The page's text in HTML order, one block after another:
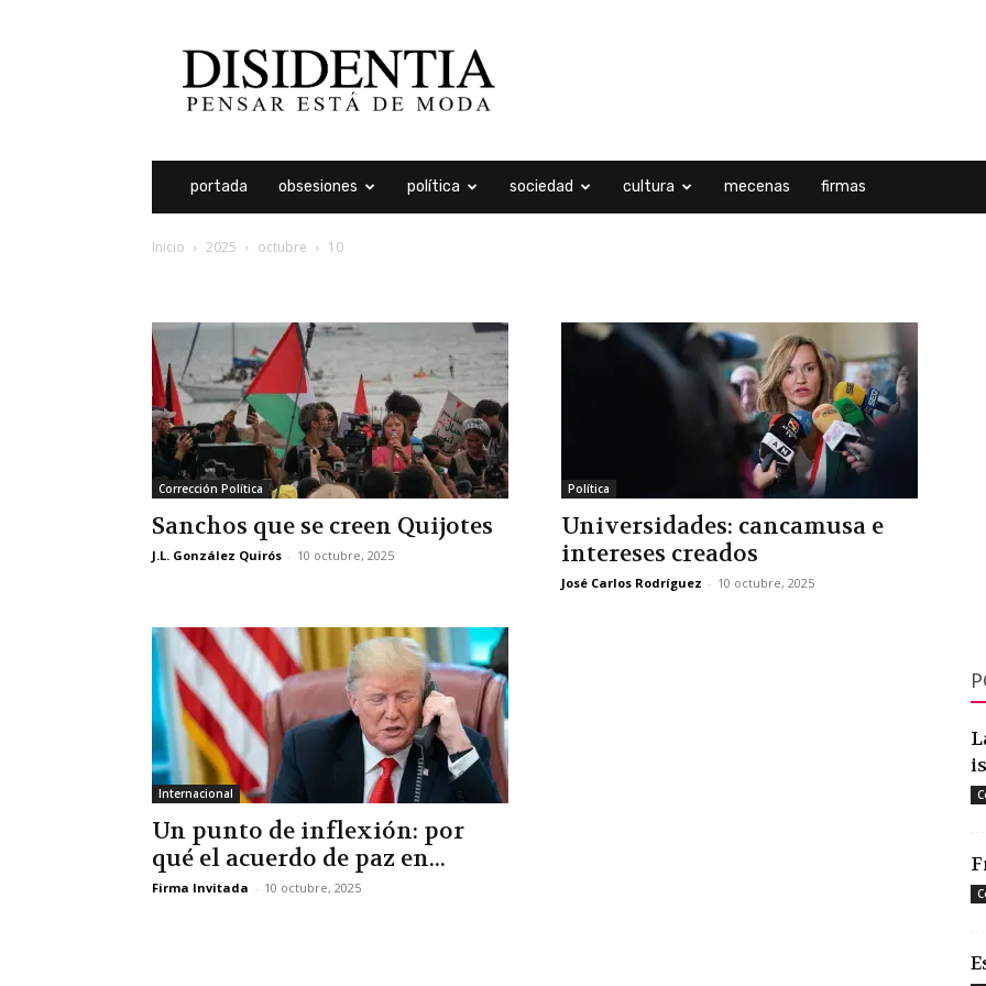
portada obsesiones política sociedad cultura mecenas firmas
Inicio 2025 octubre 10
Corrección Política
Sanchos que se creen Quijotes
J.L. González Quirós - 10 octubre, 2025
Política
Universidades: cancamusa e
intereses creados
José Carlos Rodríguez - 10 octubre, 2025
Internacional
Un punto de inflexión: por
qué el acuerdo de paz en...
Firma Invitada - 10 octubre, 2025